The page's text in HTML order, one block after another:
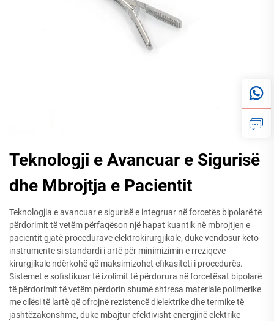
Teknologji e Avancuar e Sigurisë
dhe Mbrojtja e Pacientit
Teknologjia e avancuar e sigurisë e integruar në forcetës bipolarë të
përdorimit të vetëm përfaqëson një hapat kuantik në mbrojtjen e
pacientit gjatë procedurave elektrokirurgjikale, duke vendosur këto
instrumente si standardi i artë për minimizimin e rreziqeve
kirurgjikale ndërkohë që maksimizohet efikasiteti i procedurës.
Sistemet e sofistikuar të izolimit të përdorura në forcetësat bipolarë
të përdorimit të vetëm përdorin shumë shtresa materiale polimerike
me cilësi të lartë që ofrojnë rezistencë dielektrike dhe termike të
jashtëzakonshme, duke mbajtur efektivisht energjinë elektrike